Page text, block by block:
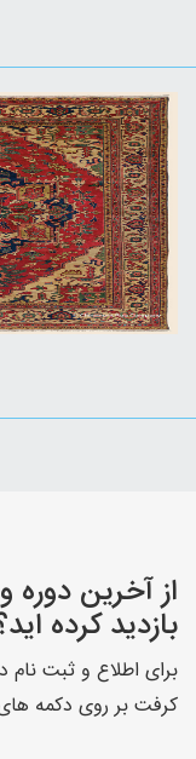
از آخرین دوره
بازدید کرده اید؟
برای اطلاع و ثبت نام
کرفت بر روی دکمه های